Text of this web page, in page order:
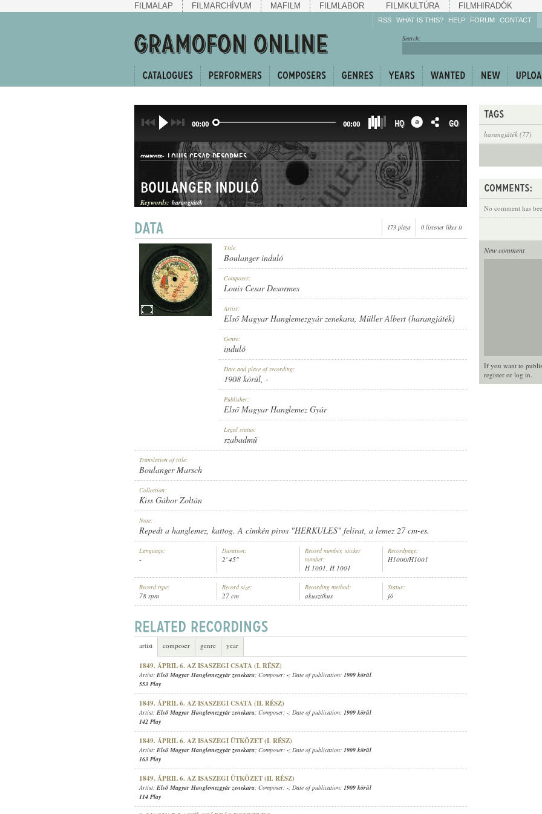
FILMALAP FILMARCHÍVUM MAFILM FILMLABOR FILMKULTÚRA FILMHIRADÓK
RSS WHAT IS THIS? HELP
Enrich!
Share!
FORUM CONTACT
Search:
harangjáték (77)
No comment has
New comment
If you want to
register or log in.
00:00 00:00 HQ GO
COMPOSER: LOUIS CESAR DESORMES
INDULÓ
ELSŐ MAGYAR HANGLEMEZ GYÁR
RECORD NUMBER:
Boulanger induló
Keywords: harangjáték
173 plays 0 listener likes it
Title
Boulanger induló
Composer:
Louis Cesar Desormes
Artist:
Első Magyar Hanglemezgyár zenekara, Müller Albert (harangjáték)
Genre:
induló
Date and place of recording:
1908 körül, -
Publisher:
Első Magyar Hanglemez Gyár
Legal status:
szabadmű
Translation of title:
Boulanger Marsch
Collection:
Kiss Gábor Zoltán
Note:
Repedt a hanglemez, kattog. A cimkén piros "HERKULES" felirat, a lemez 27 cm-es.
Language:
-
Duration:
2' 45"
Record number, sticker
number:
H 1001, H 1001
Recordpage:
H1000/H1001
Record type:
78 rpm
Record size:
27 cm
Recording method:
akusztikus
Status:
jó
artist composer genre year
1849. ÁPRIL 6. AZ ISASZEGI CSATA (I. RÉSZ)
Artist: Első Magyar Hanglemezgyár zenekara; Composer: -; Date of publication: 1909 körül
553 Play
1849. ÁPRIL 6. AZ ISASZEGI CSATA (II. RÉSZ)
Artist: Első Magyar Hanglemezgyár zenekara; Composer: -; Date of publication: 1909 körül
142 Play
1849. ÁPRIL 6. AZ ISASZEGI ÜTKÖZET (I. RÉSZ)
Artist: Első Magyar Hanglemezgyár zenekara; Composer: -; Date of publication: 1909 körül
163 Play
1849. ÁPRIL 6. AZ ISASZEGI ÜTKÖZET (II. RÉSZ)
Artist: Első Magyar Hanglemezgyár zenekara; Composer: -; Date of publication: 1909 körül
114 Play